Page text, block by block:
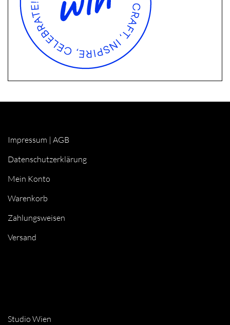
Impressum | AGB
Datenschutzerklärung
Mein Konto
Warenkorb
Zahlungsweisen
Versand
Studio Wien